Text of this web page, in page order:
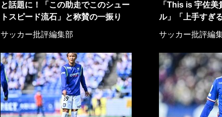
と話題に！「この助走でこのシュー
トスピード流石」と称賛の一振り
サッカー批評編集部
「This is 宇佐
ル」「上手すぎ
サッカー批評編